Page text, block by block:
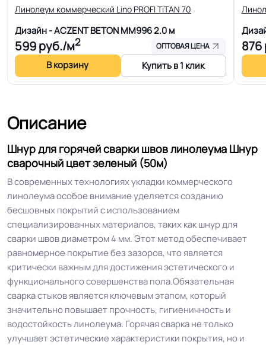
Линолеум коммерческий Lino PROFI TiTAN 70
Дизайн - ACZENT BETON MM9962.0 м
599руб./м2 ОПТОВАЯ ЦЕНА
В корзину Купить в 1 клик
876
Описание
Шнур для горячей сварки швов линолеума Шнур
сварочный цвет зеленый (50м)
В современных технологиях укладки коммерческого
линолеума особое внимание уделяется созданию
бесшовных покрытий с использованием
специализированных материалов, таких как шнур для
сварки швов диаметром 4 мм. Этот метод обеспечивает
равномерное покрытие без зазоров, что является
критически важным для достижения эстетического и
функционального совершенства пола.Обязательная
сварка стыков является ключевым этапом, который
значительно повышает прочность, гигиеничность и
водостойкость линолеума. Горячая сварка не только
улучшает эстетические характеристики покрытия, но и